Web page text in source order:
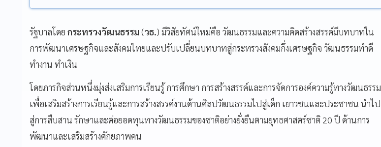
รัฐบาลโดย กระทรวงวัฒนธรรม (วธ.) มีวิสัยทัศน์ใหม่คือ วัฒนธรรมและความคิดสร้างสรรค์มีบทบาทใน
การพัฒนาเศรษฐกิจและสังคมไทยและปรับเปลี่ยนบทบาทสู่กระทรวงสังคมกึ่งเศรษฐกิจ วัฒนธรรมทำดี
ทำงาน ทำเงิน
โดยภารกิจส่วนหนึ่งมุ่งส่งเสริมการเรียนรู้ การศึกษา การสร้างสรรค์และการจัดการองค์ความรู้ทางวัฒนธรรม
เพื่อเสริมสร้างการเรียนรู้และการสร้างสรรค์งานด้านศิลปวัฒนธรรมไปสู่เด็ก เยาวชนและประชาชน นำไป
สู่การสืบสาน รักษาและต่อยอดทุนทางวัฒนธรรมของชาติอย่างยั่งยืนตามยุทธศาสตร์ชาติ 20 ปี ด้านการ
พัฒนาและเสริมสร้างศักยภาพคน